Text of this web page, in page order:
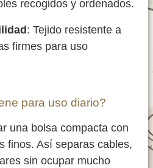
recogidos y ordenados.
: Tejido resistente a
firmes para uso
para uso diario?
una bolsa compacta con
finos. Así separas cables,
sin ocupar mucho